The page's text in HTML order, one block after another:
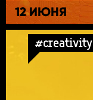
12 ИЮНЯ
#creativity